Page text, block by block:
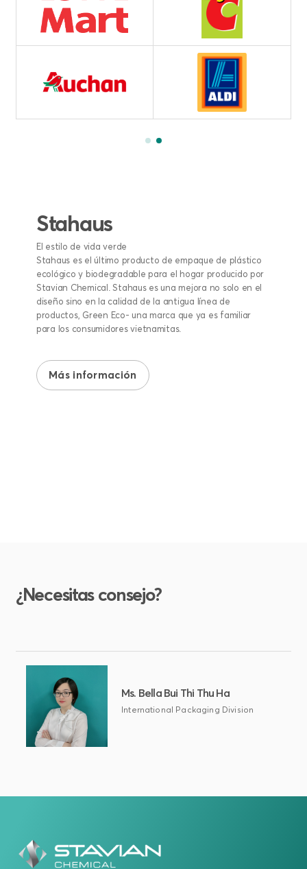
Stahaus
El estilo de vida verde
Stahaus es el último producto de empaque de plástico
ecológico y biodegradable para el hogar producido por
Stavian Chemical. Stahaus es una mejora no solo en el
diseño sino en la calidad de la antigua línea de
productos, Green Eco- una marca que ya es familiar
para los consumidores vietnamitas.
Más información
¿Necesitas consejo?
Ms. Bella Bui Thi Thu Ha
International Packaging Division